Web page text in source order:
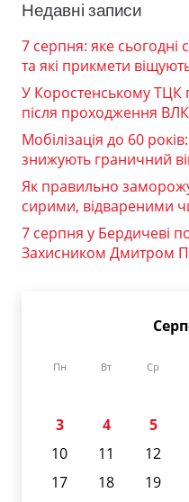
Недавні записи
7 серпня: яке
та які прикмети
У Коростенському ТЦК
після проходження ВЛК
Мобілізація до 60
знижують граничний
Як правильно
сирими, відвареними
7 серпня у Бердичеві
Захисником Дмитром
Пн Вт Ср
3
4 5
10
11 12
17
18 19